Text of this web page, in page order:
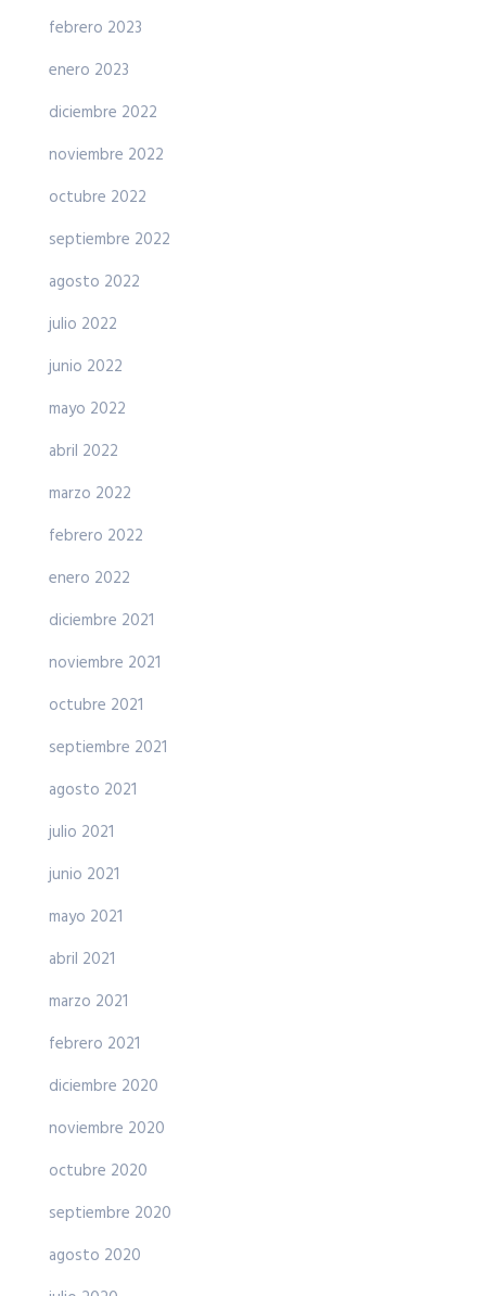
febrero 2023
enero 2023
diciembre 2022
noviembre 2022
octubre 2022
septiembre 2022
agosto 2022
julio 2022
junio 2022
mayo 2022
abril 2022
marzo 2022
febrero 2022
enero 2022
diciembre 2021
noviembre 2021
octubre 2021
septiembre 2021
agosto 2021
julio 2021
junio 2021
mayo 2021
abril 2021
marzo 2021
febrero 2021
diciembre 2020
noviembre 2020
octubre 2020
septiembre 2020
agosto 2020